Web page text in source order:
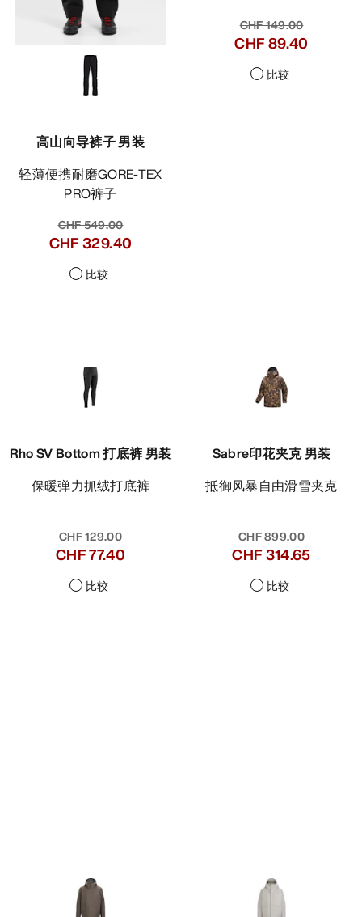
高山向导裤子 男装
轻薄便携耐磨GORE-TEX
PRO裤子
CHF 549.00
CHF 329.40
比较
CHF 149.00
CHF 89.40
比较
Rho SV Bottom 打底裤 男装
保暖弹力抓绒打底裤
CHF 129.00
CHF 77.40
比较
Sabre印花夹克 男装
抵御风暴自由滑雪夹克
CHF 899.00
CHF 314.65
比较